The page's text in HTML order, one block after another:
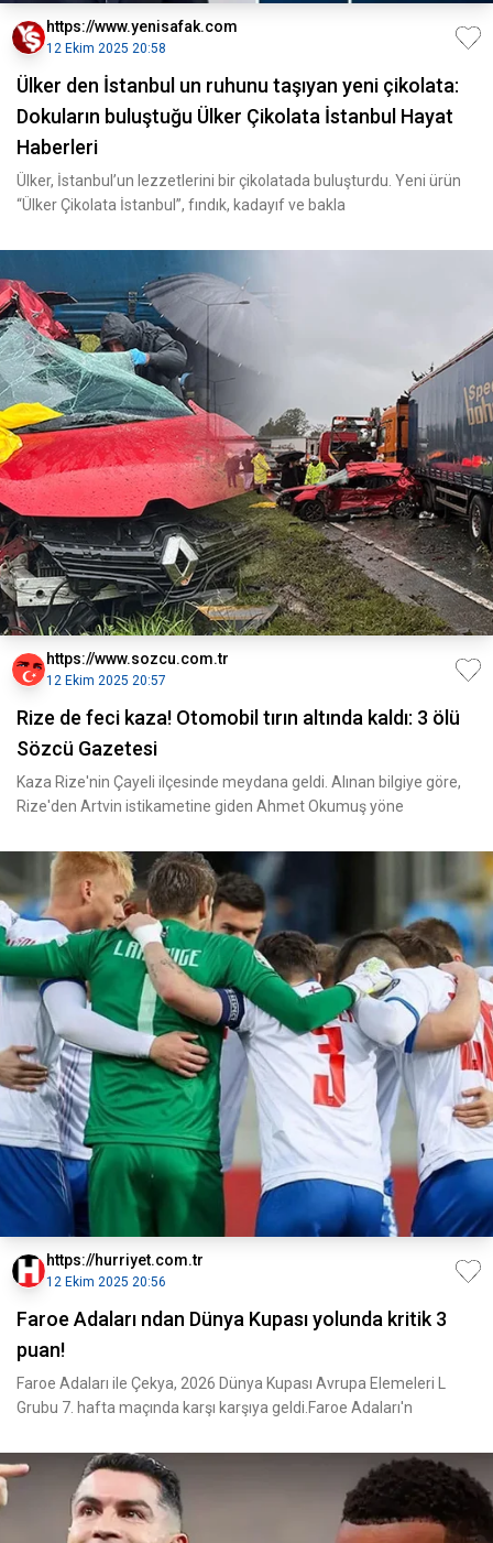
https://www.yenisafak.com
12 Ekim 2025 20:58
Ülker den İstanbul un ruhunu taşıyan yeni çikolata:
Dokuların buluştuğu Ülker Çikolata İstanbul Hayat
Haberleri
Ülker, İstanbul’un lezzetlerini bir çikolatada buluşturdu. Yeni ürün
“Ülker Çikolata İstanbul”, fındık, kadayıf ve bakla
https://www.sozcu.com.tr
12 Ekim 2025 20:57
Rize de feci kaza! Otomobil tırın altında kaldı: 3 ölü
Sözcü Gazetesi
Kaza Rize'nin Çayeli ilçesinde meydana geldi. Alınan bilgiye göre,
Rize'den Artvin istikametine giden Ahmet Okumuş yöne
https://hurriyet.com.tr
12 Ekim 2025 20:56
Faroe Adaları ndan Dünya Kupası yolunda kritik 3
puan!
Faroe Adaları ile Çekya, 2026 Dünya Kupası Avrupa Elemeleri L
Grubu 7. hafta maçında karşı karşıya geldi.Faroe Adaları'n